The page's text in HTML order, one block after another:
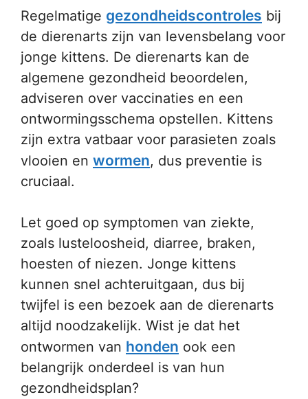
Regelmatige gezondheidscontroles bij
de dierenarts zijn van levensbelang voor
jonge kittens. De dierenarts kan de
algemene gezondheid beoordelen,
adviseren over vaccinaties en een
ontwormingsschema opstellen. Kittens
zijn extra vatbaar voor parasieten zoals
vlooien en wormen, dus preventie is
cruciaal.
Let goed op symptomen van ziekte,
zoals lusteloosheid, diarree, braken,
hoesten of niezen. Jonge kittens
kunnen snel achteruitgaan, dus bij
twijfel is een bezoek aan de dierenarts
altijd noodzakelijk. Wist je dat het
ontwormen van honden ook een
belangrijk onderdeel is van hun
gezondheidsplan?